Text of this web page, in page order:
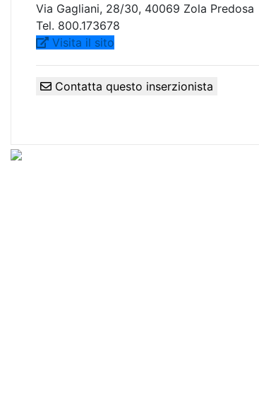
Via Gagliani, 28/30, 40069 Zola Predosa
Tel. 800.173678
Visita il sito
Contatta questo inserzionista